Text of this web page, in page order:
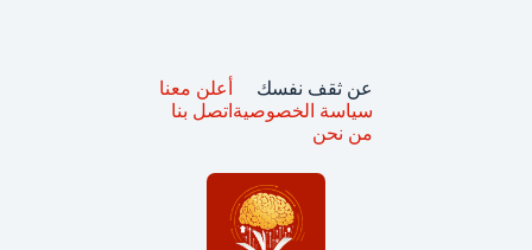
عن ثقف نفسك
سياسة الخصوصية
من نحن
أعلن معنا
اتصل بنا